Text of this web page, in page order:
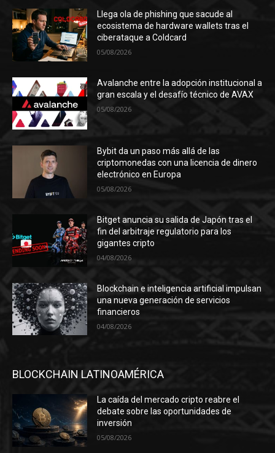
Llega ola de phishing que sacude al
ecosistema de hardware wallets tras el
ciberataque a Coldcard
05/08/2026
Avalanche entre la adopción institucional a
gran escala y el desafío técnico de AVAX
05/08/2026
Bybit da un paso más allá de las
criptomonedas con una licencia de dinero
electrónico en Europa
05/08/2026
Bitget anuncia su salida de Japón tras el
fin del arbitraje regulatorio para los
gigantes cripto
04/08/2026
Blockchain e inteligencia artificial impulsan
una nueva generación de servicios
financieros
04/08/2026
BLOCKCHAIN LATINOAMÉRICA
La caída del mercado cripto reabre el
debate sobre las oportunidades de
inversión
05/08/2026